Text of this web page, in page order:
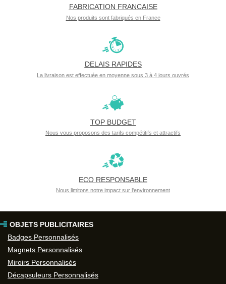
FABRICATION FRANCAISE
Nos produits sont fabriqués en France
DELAIS RAPIDES
La livraison est effectuée en moyenne sous 3 à 4 jours ouvrés
TOP BUDGET
Nous vous proposons des tarifs compétitifs et attractifs
ECO RESPONSABLE
Nous limitons notre impact sur l'environnement
OBJETS PUBLICITAIRES
Badges Personnalisés
Magnets Personnalisés
Miroirs Personnalisés
Décapsuleurs Personnalisés